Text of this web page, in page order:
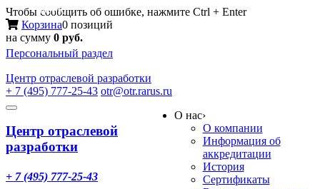
Чтобы сообщить об ошибке, нажмите Ctrl + Enter
Корзина0 позиций
на сумму 0 руб.
Персональный раздел
Центр отраслевой разработки
+ 7 (495) 777-25-43 otr@otr.rarus.ru
Toggle
Меню
Центр отраслевой
разработки
+ 7 (495) 777-25-43
О нас›
О компании
Информация об
аккредитации
История
Сертификаты